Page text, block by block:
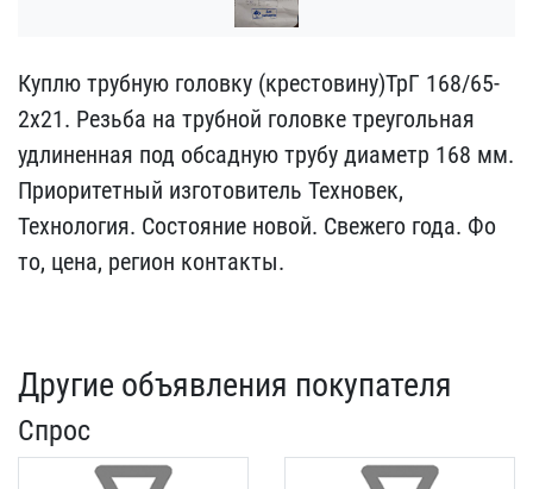
Куплю трубную головку (к​рестовину)ТрГ 168/65-
2х2​1. Резьба на трубной гол​овке треугольная
удлинен​ная под обсадную трубу д​иаметр 168 мм.
Приоритет​ный изготовитель Технове​к,
Технология. Состояние​ новой. Свежего года. Фо​
то, цена, регион контакт​ы.
Другие объявления покупателя
Спрос